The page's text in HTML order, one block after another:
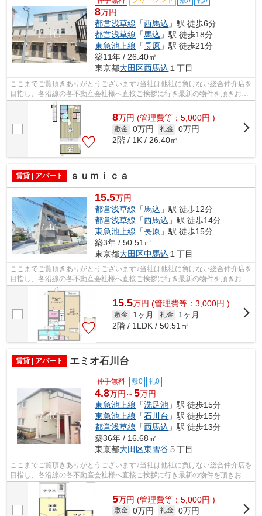
8万円
都営浅草線 「西馬込 」駅 徒歩6分
都営浅草線 「馬込 」駅 徒歩18分
東急池上線 「長原 」駅 徒歩21分
築11年 / 26.40㎡
東京都大田区西馬込 １丁目
ここまでご覧頂きありがとうございます♪当社は他社に負けない総合仲介店を
目指し、各沿線の各不動産会社様へ直接ご挨拶に行き最新の物件を頂きお客
様へ提供しております！最新の情報は...
8万円 (管理費等：5,000円 )
敷金 0万円 礼金 0万円
2階 / 1K / 26.40㎡
賃貸 | アパート ｓｕｍｉｃａ
15.5万円
都営浅草線 「馬込 」駅 徒歩12分
都営浅草線 「西馬込 」駅 徒歩14分
東急池上線 「長原 」駅 徒歩15分
築3年 / 50.51㎡
東京都大田区中馬込 １丁目
ここまでご覧頂きありがとうございます♪当社は他社に負けない総合仲介店を
目指し、各沿線の各不動産会社様へ直接ご挨拶に行き最新の物件を頂きお客
様へ提供しております！最新の情報は...
15.5万円 (管理費等：3,000円 )
敷金 1ヶ月 礼金
1ヶ月
2階 / 1LDK / 50.51㎡
賃貸 | アパート エミオ石川台
仲手無料 敷0 礼0
4.8万円～5万円
東急池上線 「洗足池 」駅 徒歩15分
東急池上線 「石川台 」駅 徒歩15分
都営浅草線 「西馬込 」駅 徒歩13分
築36年 / 16.68㎡
東京都大田区東雪谷５丁目
ここまでご覧頂きありがとうございます♪当社は他社に負けない総合仲介店を
目指し、各沿線の各不動産会社様へ直接ご挨拶に行き最新の物件を頂きお客
様へ提供しております！最新の情報は...
5万円 (管理費等：5,000円 )
敷金 0万円 礼金 0万円